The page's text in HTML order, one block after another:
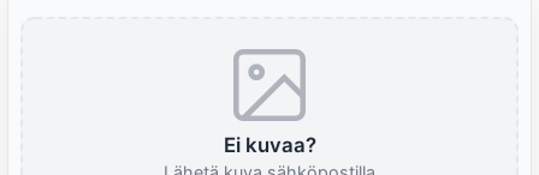
Ei kuvaa?